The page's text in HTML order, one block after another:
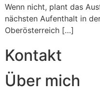
Wenn nicht, plant das
nächsten Aufenthalt in
Oberösterreich […]
Kontakt
Über mich